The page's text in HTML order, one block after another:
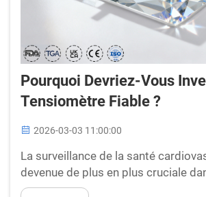
Pourquoi Devriez-Vous
Tensiomètre Fiable ?
2026-03-03 11:00:00
La surveillance de la santé
devenue de plus en plus cruciale
moderne au rythme effréné, où